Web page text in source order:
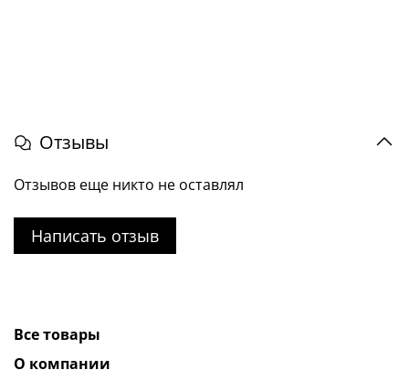
Отзывы
Отзывов еще никто не оставлял
Написать отзыв
Все товары
О компании